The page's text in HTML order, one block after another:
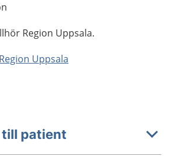
Region Uppsala.
Uppsala
patient